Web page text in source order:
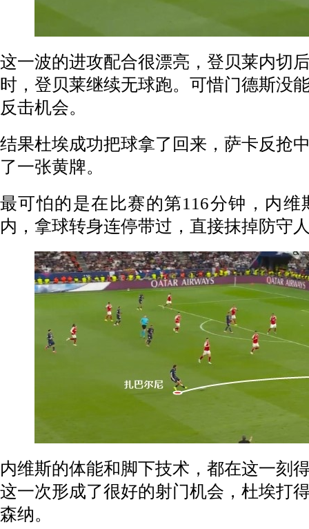
这一波的进攻配合很漂亮，登贝莱内切
时，登贝莱继续无球跑。可惜门德斯没
反击机会。
结果杜埃成功把球拿了回来，萨卡反抢
了一张黄牌。
最可怕的是在比赛的第116分钟，内
内，拿球转身连停带过，直接抹掉防守
内维斯的体能和脚下技术，都在这一刻
这一次形成了很好的射门机会，杜埃打
森纳。